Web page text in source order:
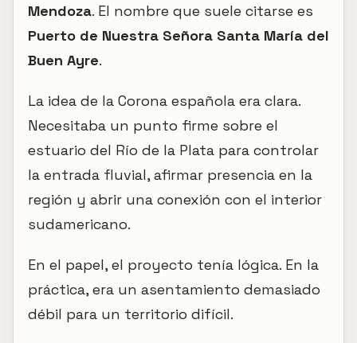
Mendoza. El nombre que suele citarse es
Puerto de Nuestra Señora Santa María del
Buen Ayre.
La idea de la Corona española era clara.
Necesitaba un punto firme sobre el
estuario del Río de la Plata para controlar
la entrada fluvial, afirmar presencia en la
región y abrir una conexión con el interior
sudamericano.
En el papel, el proyecto tenía lógica. En la
práctica, era un asentamiento demasiado
débil para un territorio difícil.